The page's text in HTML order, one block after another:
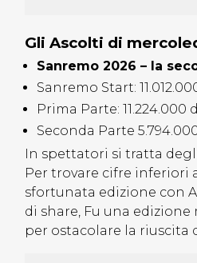
Gli Ascolti di
Sanremo 2026 – la
Sanremo Start:
Prima Parte:
Seconda Parte
In spettatori si tratta
Per trovare cifre inferiori
sfortunata edizione con
di share, Fu una
per ostacolare la riuscita